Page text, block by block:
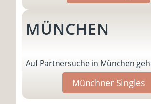
MÜNCHEN
Auf Partnersuche in München
Münchner Singles